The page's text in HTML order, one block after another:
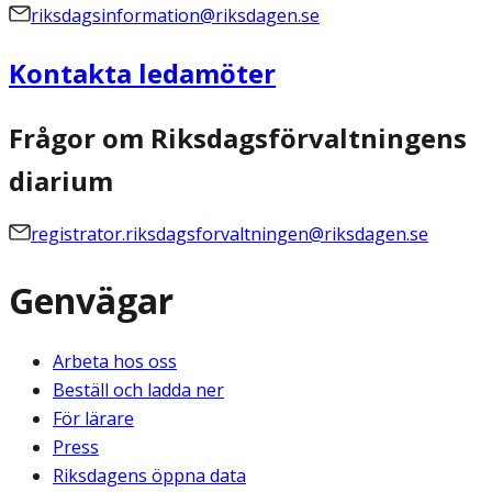
riksdagsinformation@riksdagen.se
Kontakta ledamöter
Frågor om Riksdagsförvaltningens
diarium
registrator.riksdagsforvaltningen@riksdagen.se
Genvägar
Arbeta hos oss
Beställ och ladda ner
För lärare
Press
Riksdagens öppna data